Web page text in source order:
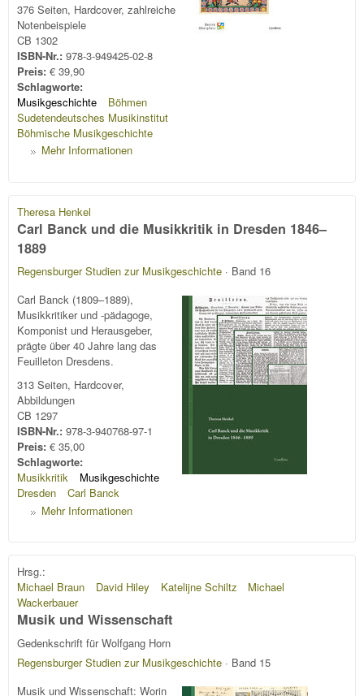
376 Seiten, Hardcover, zahlreiche
Notenbeispiele
CB 1302
ISBN-Nr.: 978-3-949425-02-8
Preis: € 39,90
Schlagworte:
Musikgeschichte
Böhmen
Sudetendeutsches Musikinstitut
Böhmische Musikgeschichte
Mehr Informationen
Theresa Henkel
Carl Banck und die Musikkritik in Dresden 1846–
1889
Regensburger Studien zur Musikgeschichte · Band 16
Carl Banck (1809–1889),
Musikkritiker und -pädagoge,
Komponist und Herausgeber,
prägte über 40 Jahre lang das
Feuilleton Dresdens.
313 Seiten, Hardcover,
Abbildungen
CB 1297
ISBN-Nr.: 978-3-940768-97-1
Preis: € 35,00
Schlagworte:
Musikkritik
Musikgeschichte
Dresden
Carl Banck
Mehr Informationen
Hrsg.:
Michael Braun
David Hiley Katelijne Schiltz
Michael
Wackerbauer
Musik und Wissenschaft
Gedenkschrift für Wolfgang Horn
Regensburger Studien zur Musikgeschichte · Band 15
Musik und Wissenschaft: Worin